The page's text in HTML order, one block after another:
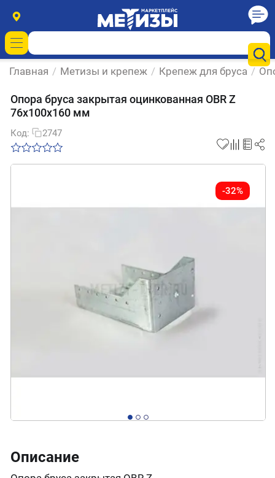
Главная / Метизы и крепеж / Крепеж для бруса /
Опора бруса закрытая оцинкованная OBR Z
76х100х160 мм
Код: 2747
-32%
Описание